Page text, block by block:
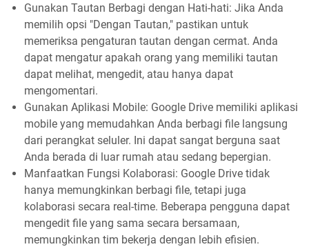
Gunakan Tautan Berbagi dengan Hati-hati: Jika Anda
memilih opsi "Dengan Tautan," pastikan untuk
memeriksa pengaturan tautan dengan cermat. Anda
dapat mengatur apakah orang yang memiliki tautan
dapat melihat, mengedit, atau hanya dapat
mengomentari.
Gunakan Aplikasi Mobile: Google Drive memiliki aplikasi
mobile yang memudahkan Anda berbagi file langsung
dari perangkat seluler. Ini dapat sangat berguna saat
Anda berada di luar rumah atau sedang bepergian.
Manfaatkan Fungsi Kolaborasi: Google Drive tidak
hanya memungkinkan berbagi file, tetapi juga
kolaborasi secara real-time. Beberapa pengguna dapat
mengedit file yang sama secara bersamaan,
memungkinkan tim bekerja dengan lebih efisien.